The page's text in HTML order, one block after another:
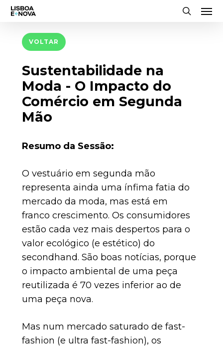
Skip
content
VOLTAR
Sustentabilidade na
Moda - O Impacto do
Comércio em Segunda
Mão
Resumo da Sessão:
O vestuário em segunda mão
representa ainda uma ínfima fatia do
mercado da moda, mas está em
franco crescimento. Os consumidores
estão cada vez mais despertos para o
valor ecológico (e estético) do
secondhand. São boas notícias, porque
o impacto ambiental de uma peça
reutilizada é 70 vezes inferior ao de
uma peça nova.
Mas num mercado saturado de fast-
fashion (e ultra fast-fashion), os